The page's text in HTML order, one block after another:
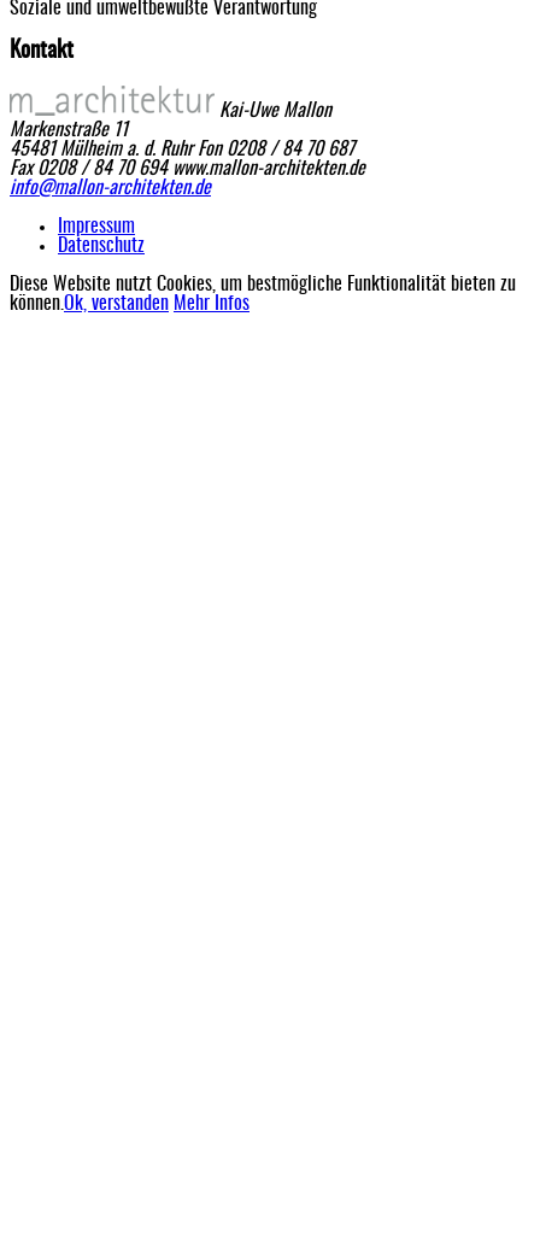
Soziale und umweltbewußte Verantwortung
Kontakt
Kai-Uwe Mallon
Markenstraße 11
45481 Mülheim a. d. Ruhr Fon 0208 / 84 70 687
Fax 0208 / 84 70 694 www.mallon-architekten.de
info@mallon-architekten.de
Impressum
Datenschutz
Diese Website nutzt Cookies, um bestmögliche Funktionalität bieten zu
können.Ok, verstanden Mehr Infos